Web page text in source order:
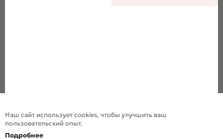
Наш сайт использует cookies, чтобы улучшить ваш
пользовательский опыт.
Подробнее